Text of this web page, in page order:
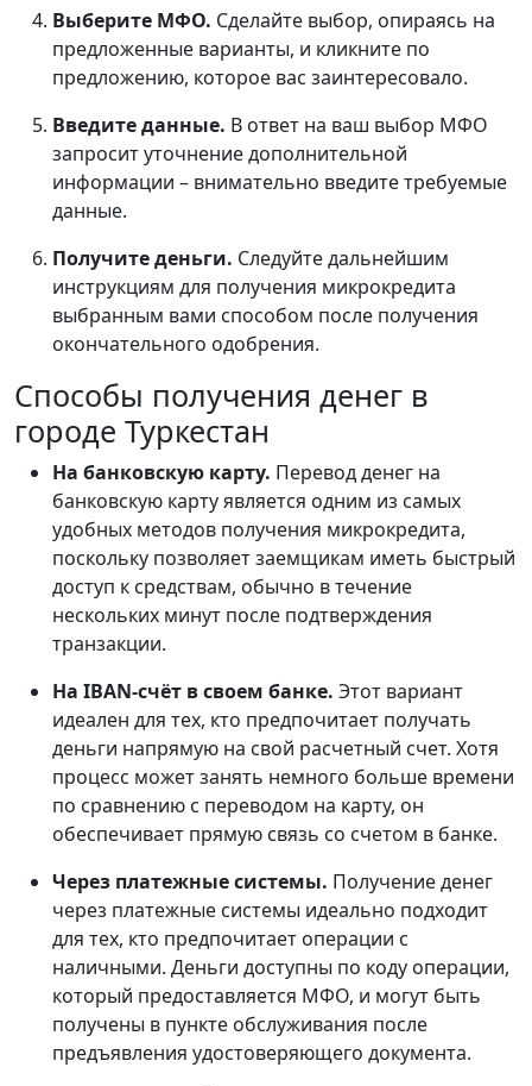
Выберите МФО. Сделайте выбор, опираясь на
предложенные варианты, и кликните по
предложению, которое вас заинтересовало.
Введите данные. В ответ на ваш выбор МФО
запросит уточнение дополнительной
информации – внимательно введите требуемые
данные.
Получите деньги. Следуйте дальнейшим
инструкциям для получения микрокредита
выбранным вами способом после получения
окончательного одобрения.
Способы получения денег в
городе Туркестан
На банковскую карту. Перевод денег на
банковскую карту является одним из самых
удобных методов получения микрокредита,
поскольку позволяет заемщикам иметь быстрый
доступ к средствам, обычно в течение
нескольких минут после подтверждения
транзакции.
На IBAN-счёт в своем банке. Этот вариант
идеален для тех, кто предпочитает получать
деньги напрямую на свой расчетный счет. Хотя
процесс может занять немного больше времени
по сравнению с переводом на карту, он
обеспечивает прямую связь со счетом в банке.
Через платежные системы. Получение денег
через платежные системы идеально подходит
для тех, кто предпочитает операции с
наличными. Деньги доступны по коду операции,
который предоставляется МФО, и могут быть
получены в пункте обслуживания после
предъявления удостоверяющего документа.